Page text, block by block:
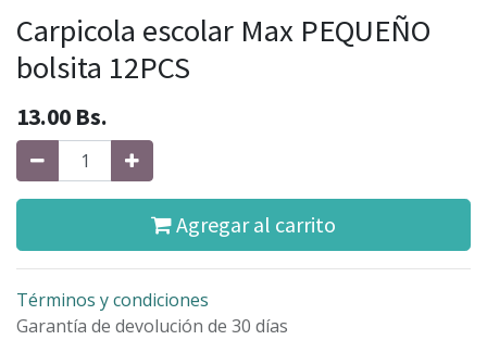
Carpicola escolar Max PEQUEÑO
bolsita 12PCS
13.00 Bs.
Agregar al carrito
Términos y condiciones
Garantía de devolución de 30 días